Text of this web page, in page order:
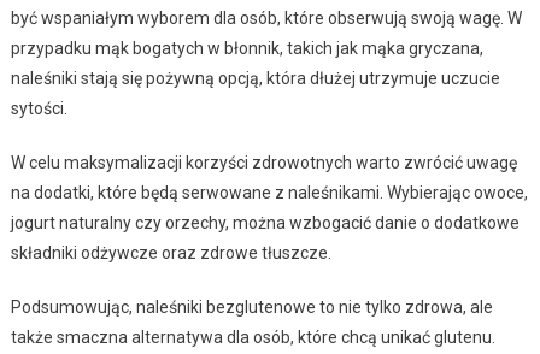
być wspaniałym wyborem dla osób, które obserwują swoją wagę. W
przypadku mąk bogatych w błonnik, takich jak mąka gryczana,
naleśniki stają się pożywną opcją, która dłużej utrzymuje uczucie
sytości.
W celu maksymalizacji korzyści zdrowotnych warto zwrócić uwagę
na dodatki, które będą serwowane z naleśnikami. Wybierając owoce,
jogurt naturalny czy orzechy, można wzbogacić danie o dodatkowe
składniki odżywcze oraz zdrowe tłuszcze.
Podsumowując, naleśniki bezglutenowe to nie tylko zdrowa, ale
także smaczna alternatywa dla osób, które chcą unikać glutenu.